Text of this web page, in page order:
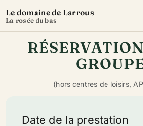
Le domaine de Larrous
La rosée du bas
(hors centres de loisirs,
Date de la prestation